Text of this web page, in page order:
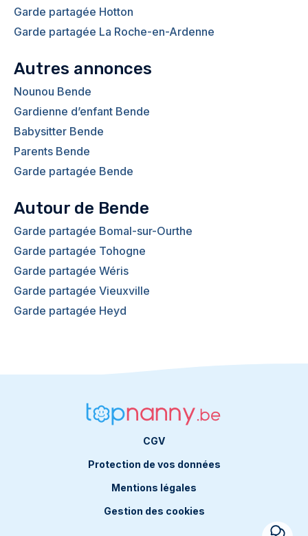
Garde partagée Hotton
Garde partagée La Roche-en-Ardenne
Autres annonces
Nounou Bende
Gardienne d’enfant Bende
Babysitter Bende
Parents Bende
Garde partagée Bende
Autour de Bende
Garde partagée Bomal-sur-Ourthe
Garde partagée Tohogne
Garde partagée Wéris
Garde partagée Vieuxville
Garde partagée Heyd
CGV
Protection de vos données
Mentions légales
Gestion des cookies